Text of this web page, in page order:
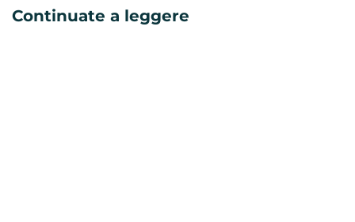
Continuate a leggere